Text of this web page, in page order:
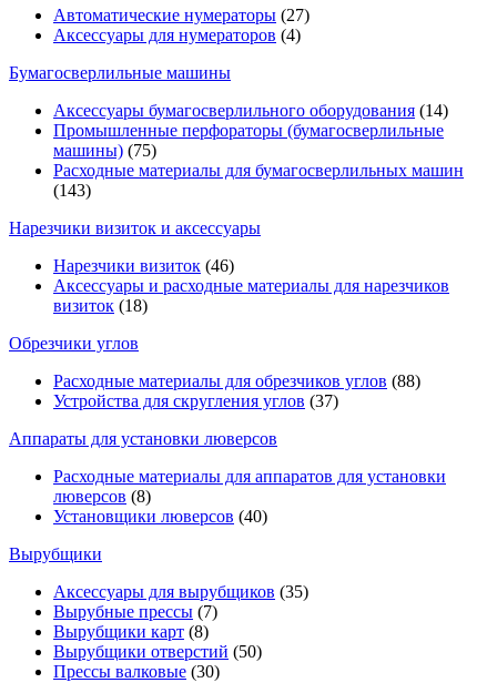
Автоматические нумераторы (27)
Аксессуары для нумераторов (4)
Бумагосверлильные машины
Аксессуары бумагосверлильного оборудования (14)
Промышленные перфораторы (бумагосверлильные
машины) (75)
Расходные материалы для бумагосверлильных машин
(143)
Нарезчики визиток и аксессуары
Нарезчики визиток (46)
Аксессуары и расходные материалы для нарезчиков
визиток (18)
Обрезчики углов
Расходные материалы для обрезчиков углов (88)
Устройства для скругления углов (37)
Аппараты для установки люверсов
Расходные материалы для аппаратов для установки
люверсов (8)
Установщики люверсов (40)
Вырубщики
Аксессуары для вырубщиков (35)
Вырубные прессы (7)
Вырубщики карт (8)
Вырубщики отверстий (50)
Прессы валковые (30)